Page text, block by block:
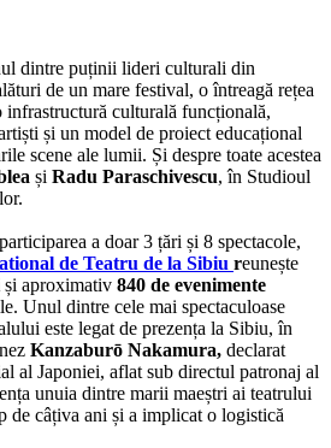
dintre puținii lideri culturali din
de un mare festival, o întreagă rețea
culturală funcțională,
și un model de proiect educațional
scene ale lumii. Și despre toate acestea
și Radu Paraschivescu, în Studioul
a doar 3 țări și 8 spectacole,
de Teatru de la Sibiu reunește
și aproximativ 840 de evenimente
Unul dintre cele mai spectaculoase
este legat de prezența la Sibiu, în
Kanzaburō Nakamura, declarat
al Japoniei, aflat sub directul patronaj al
unuia dintre marii maeștri ai teatrului
de câțiva ani și a implicat o logistică